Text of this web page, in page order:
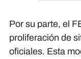
Por su parte, el
proliferación de
oficiales. Esta